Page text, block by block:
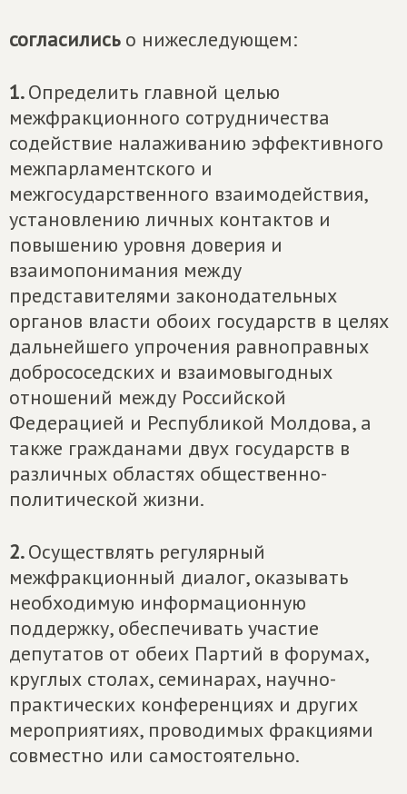
согласилисьо нижеследующем:
1.Определить главной целью
межфракционного сотрудничества
содействие налаживанию эффективного
межпарламентского и
межгосударственного взаимодействия,
установлению личных контактов и
повышению уровня доверия и
взаимопонимания между
представителями законодательных
органов власти обоих государств в целях
дальнейшего упрочения равноправных
добрососедских и взаимовыгодных
отношений между Российской
Федерацией и Республикой Молдова, а
также гражданами двух государств в
различных областях общественно-
политической жизни.
2.Осуществлять регулярный
межфракционный диалог, оказывать
необходимую информационную
поддержку, обеспечивать участие
депутатов от обеих Партий в форумах,
круглых столах, семинарах, научно-
практических конференциях и других
мероприятиях, проводимых фракциями
совместно или самостоятельно.